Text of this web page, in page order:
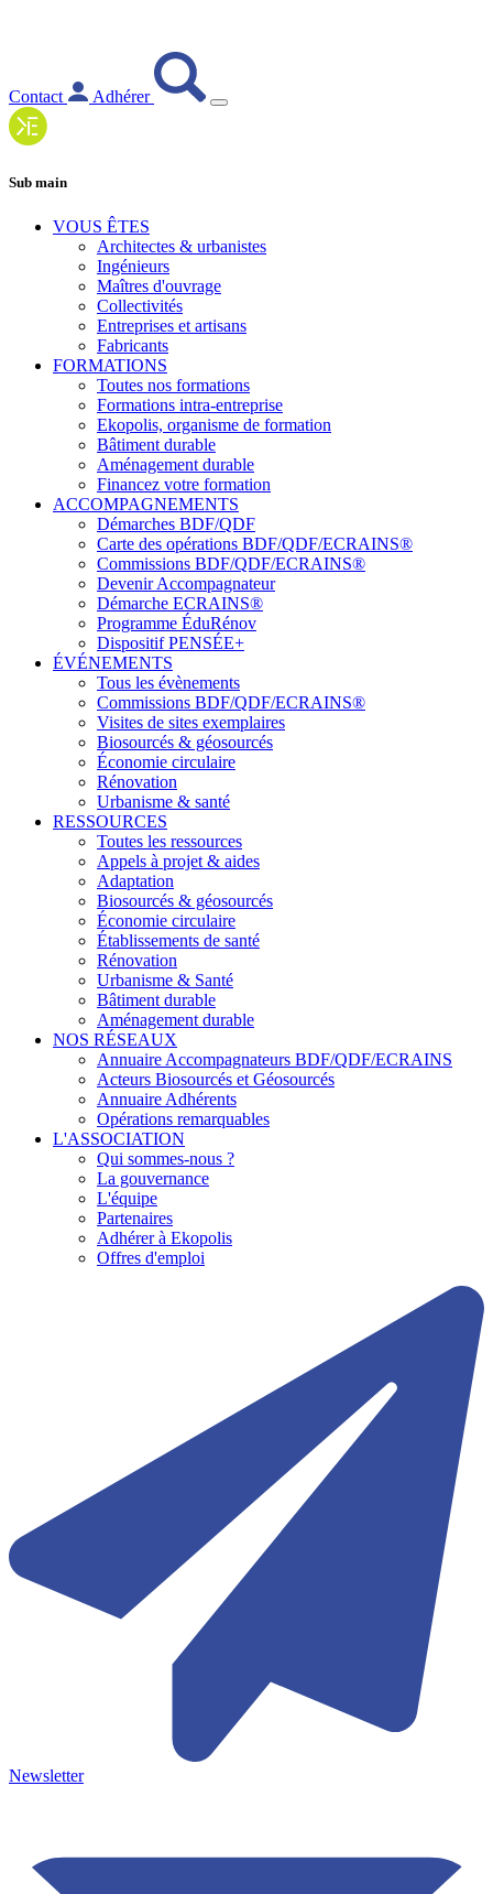
Contact Adhérer
Sub main
VOUS ÊTES
Architectes & urbanistes
Ingénieurs
Maîtres d'ouvrage
Collectivités
Entreprises et artisans
Fabricants
FORMATIONS
Toutes nos formations
Formations intra-entreprise
Ekopolis, organisme de formation
Bâtiment durable
Aménagement durable
Financez votre formation
ACCOMPAGNEMENTS
Démarches BDF/QDF
Carte des opérations BDF/QDF/ECRAINS®
Commissions BDF/QDF/ECRAINS®
Devenir Accompagnateur
Démarche ECRAINS®
Programme ÉduRénov
Dispositif PENSÉE+
ÉVÉNEMENTS
Tous les évènements
Commissions BDF/QDF/ECRAINS®
Visites de sites exemplaires
Biosourcés & géosourcés
Économie circulaire
Rénovation
Urbanisme & santé
RESSOURCES
Toutes les ressources
Appels à projet & aides
Adaptation
Biosourcés & géosourcés
Économie circulaire
Établissements de santé
Rénovation
Urbanisme & Santé
Bâtiment durable
Aménagement durable
NOS RÉSEAUX
Annuaire Accompagnateurs BDF/QDF/ECRAINS
Acteurs Biosourcés et Géosourcés
Annuaire Adhérents
Opérations remarquables
L'ASSOCIATION
Qui sommes-nous ?
La gouvernance
L'équipe
Partenaires
Adhérer à Ekopolis
Offres d'emploi
Newsletter